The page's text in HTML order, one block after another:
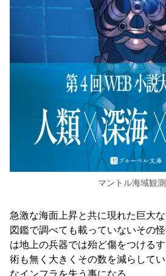
マントル海域観
急激な海面上昇と共に現れた巨大
図鑑で調べても載っていないその
は地上の兵器では殆ど傷をつける
術も無く大きくその数を減らして